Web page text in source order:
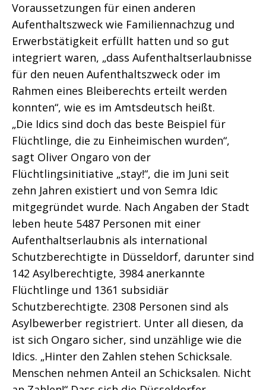
Voraussetzungen für einen anderen
Aufenthaltszweck wie Familiennachzug und
Erwerbstätigkeit erfüllt hatten und so gut
integriert waren, „dass Aufenthaltserlaubnisse
für den neuen Aufenthaltszweck oder im
Rahmen eines Bleiberechts erteilt werden
konnten“, wie es im Amtsdeutsch heißt.
„Die Idics sind doch das beste Beispiel für
Flüchtlinge, die zu Einheimischen wurden“,
sagt Oliver Ongaro von der
Flüchtlingsinitiative „stay!“, die im Juni seit
zehn Jahren existiert und von Semra Idic
mitgegründet wurde. Nach Angaben der Stadt
leben heute 5487 Personen mit einer
Aufenthaltserlaubnis als international
Schutzberechtigte in Düsseldorf, darunter sind
142 Asylberechtigte, 3984 anerkannte
Flüchtlinge und 1361 subsidiär
Schutzberechtigte. 2308 Personen sind als
Asylbewerber registriert. Unter all diesen, da
ist sich Ongaro sicher, sind unzählige wie die
Idics. „Hinter den Zahlen stehen Schicksale.
Menschen nehmen Anteil an Schicksalen. Nicht